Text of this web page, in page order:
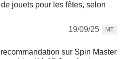
jouets pour les fêtes, selon
19/09/25
MT
sur Spin Master